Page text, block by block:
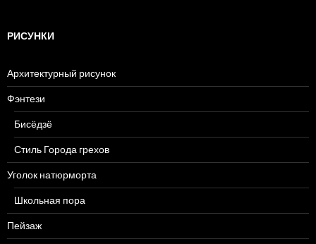
РИСУНКИ
Архитектурный рисунок
Фэнтези
Бисёдзё
Стиль Города грехов
Уголок натюрморта
Школьная пора
Пейзаж